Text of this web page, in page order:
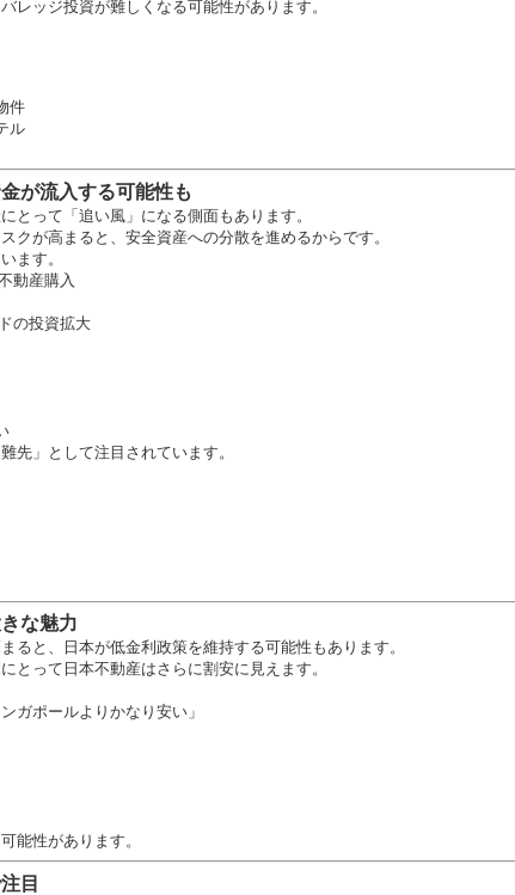
レッジ投資が難しくなる可能性があります。
件
ル
が流入する可能性も
とって「追い風」になる側面もあります。
クが高まると、安全資産への分散を進めるからです。
ます。
動産購入
の投資拡大
先」として注目されています。
な魅力
ると、日本が低金利政策を維持する可能性もあります。
とって日本不動産はさらに割安に見えます。
ガポールよりかなり安い」
能性があります。
目